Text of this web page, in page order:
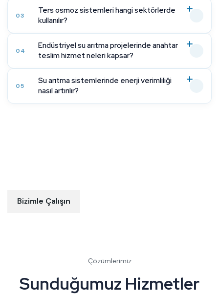
03
Ters osmoz sistemleri hangi sektörlerde
kullanılır?
04
Endüstriyel su arıtma projelerinde anahtar
teslim hizmet neleri kapsar?
05
Su arıtma sistemlerinde enerji verimliliği
nasıl artırılır?
Bizimle Çalışın
Çözümlerimiz
Sunduğumuz Hizmetler